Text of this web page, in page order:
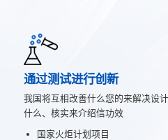
通过测试进行创新
我国将互相改善什么您的来解决设
什么、核实来介绍信功效
国家火炬计划项目